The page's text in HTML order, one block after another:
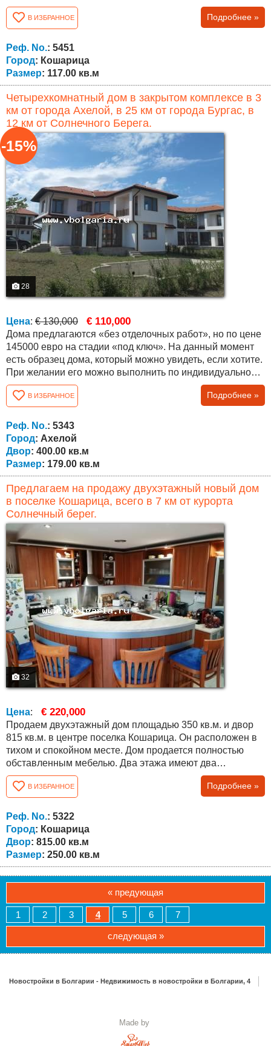
ванная комната с туалетом и кухня на первом этаже.
Общая площадь составляет 117 кв.м. Описание объекта:
Дом находится в закрытом комплексе с охраной на
закрытой территории. Для удобства владельцев
недвижимости предлагается бассейн,...
В ИЗБРАННОЕ Подробнее »
Реф. No.: 5451
Город: Кошарица
Размер: 117.00 кв.м
Четырехкомнатный дом в закрытом комплексе в 3
км от города Ахелой, в 25 км от города Бургас, в
12 км от Солнечного Берега.
28
-15%
Цена: € 130,000 € 110,000
Дома предлагаются «без отделочных работ», но по цене
145000 евро на стадии «под ключ». На данный момент
есть образец дома, который можно увидеть, если хотите.
При желании его можно выполнить по индивидуальному
проекту. Дом двухэтажный, а планировка функциональна
и удобна. Общая площадь составляет 179,20 кв.м. и двор
400 кв.м. Первый этаж состоит из большой общей
комнаты с кухней, зоны: обеденный стол, диваны,
комната (спальня / кабинет),...
В ИЗБРАННОЕ Подробнее »
Реф. No.: 5343
Город: Ахелой
Двор: 400.00 кв.м
Размер: 179.00 кв.м
Предлагаем на продажу двухэтажный новый дом
в поселке Кошарица, всего в 7 км от курорта
Солнечный берег.
32
Цена: € 220,000
Продаем двухэтажный дом площадью 350 кв.м. и двор
815 кв.м. в центре поселка Кошарица. Он расположен в
тихом и спокойном месте. Дом продается полностью
обставленным мебелью. Два этажа имеют два
отдельных входа. На первом этаже есть коридор, пять
комнат, мини-кухня и две ванные комнаты, подходящие
для сдачи в аренду. Второй этаж: просторный коридор,
две спальни, одна детская комната, гостиная, столовая и
кухня, ванная комната и прачечная....
В ИЗБРАННОЕ Подробнее »
Реф. No.: 5322
Город: Кошарица
Двор: 815.00 кв.м
Размер: 250.00 кв.м
« предующая
1 2 3 4 5 6 7
следующая »
Новостройки в Болгарии - Недвижимость в новостройки в Болгарии, 4
Made by